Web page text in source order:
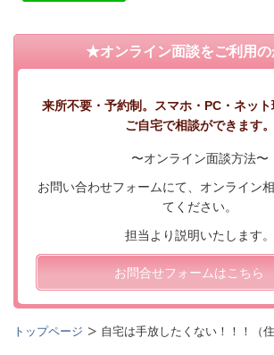
★オンライン面談をご利用
来所不要・予約制。スマホ・PC・ネット
ご自宅で相談ができます。
〜オンライン面談方法〜
お問い合わせフォームにて、オンライン
てください。
担当より説明いたします。
お問合せフォームはこちら
トップページ 自宅は手放したくない！！！（